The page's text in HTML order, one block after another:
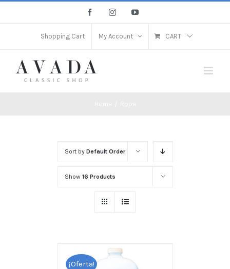
facebookinstagramyoutube
Shopping Cart My Account CART
Sort by Default Order
Show 16 Products
¡Oferta!